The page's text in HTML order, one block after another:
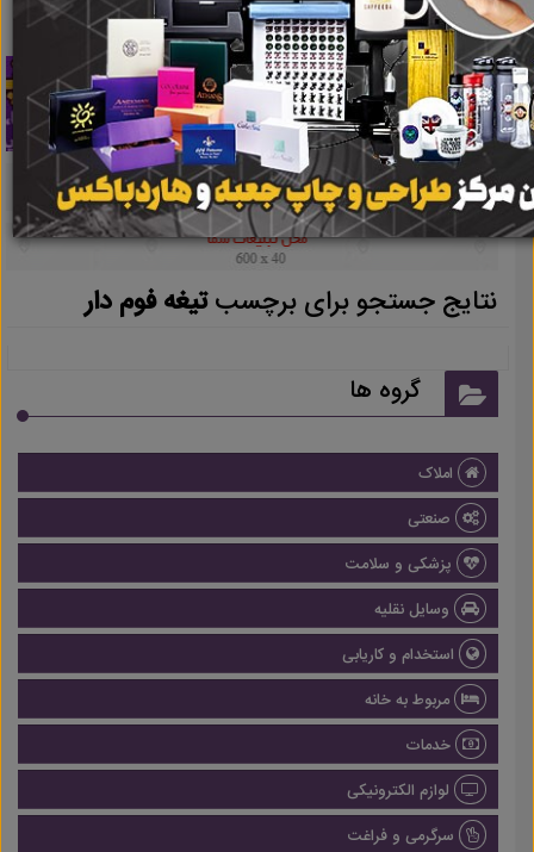
ابزاریراق تیغه فوم دار نتایج جستجو برای برچسبتیغه فوم دار
نتایج جستجو برای برچسبتیغه فوم دار
گروه ها
املاک
صنعتی
پزشکی و سلامت
وسایل نقلیه
استخدام و کاریابی
مربوط به خانه
خدمات
لوازم الکترونیکی
سرگرمی و فراغت